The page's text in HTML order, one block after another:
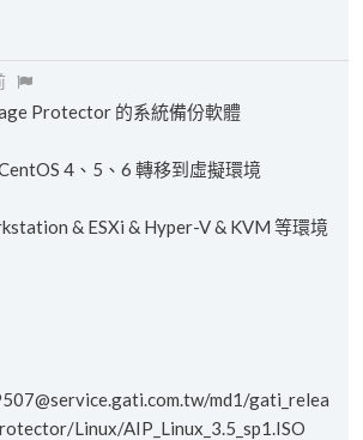
Protector 的系統備份軟體
4、5、6 轉移到虛擬環境
& ESXi & Hyper-V & KVM 等環境
md1/gati_relea
Linux/AIP_Linux_3.5_sp1.ISO